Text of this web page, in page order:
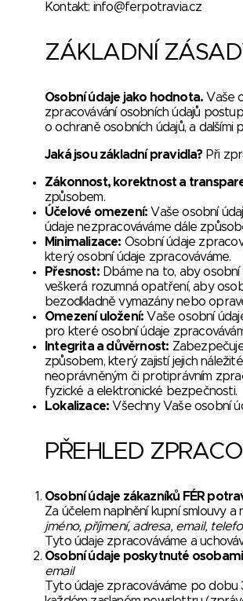
Kontakt: info@ferpotravia.cz
ZÁKLADNÍ
Osobní údaje jako hodnota. Vaše
zpracovávání osobních údajů
o ochraně osobních údajů, a dalšími
Jaká jsou základní pravidla?Při
Zákonnost, korektnost a
způsobem.
Účelové omezení: Vaše osobní
údaje nezpracováváme dále
Minimalizace: Osobní údaje
který osobní údaje zpracováváme.
Přesnost:Dbáme na to, aby osobní
veškerá rozumná opatření, aby
bezodkladně vymazány nebo
Omezení uložení: Vaše osobní
pro které osobní údaje
Integrita a důvěrnost:
způsobem, který zajistí jejich
neoprávněným či protiprávním
fyzické a elektronické bezpečnosti.
Lokalizace: Všechny Vaše osobní
PŘEHLED
Osobní údaje zákazníků FÉR
Za účelem naplnění kupní smlouvy
jméno, příjmení, adresa, email,
Tyto údaje zpracováváme a
Osobní údaje poskytnuté
email
Tyto údaje zpracováváme po dobu